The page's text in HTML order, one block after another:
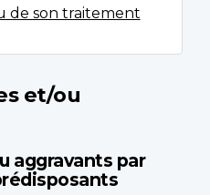
de son traitement
et/ou
aggravants par